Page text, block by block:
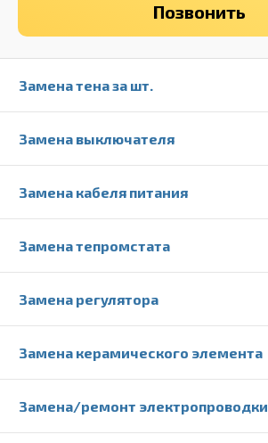
Позвонить
Замена тена за шт.
Замена выключателя
Замена кабеля питания
Замена тепромстата
Замена регулятора
Замена керамического элемента
Замена/ремонт электропроводки